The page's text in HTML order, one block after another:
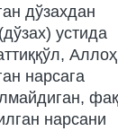
дўзахдан
устида
Аллоҳ
нарсага
нарсани